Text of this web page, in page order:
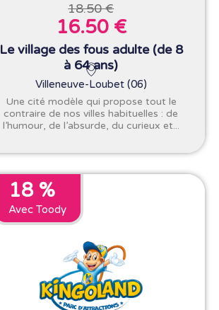
18.50 €
16.50 €
Le village des fous adulte (de 8
à 64 ans)
Villeneuve-Loubet (06)
Une cité modèle qui propose tout le
contraire de nos villes habituelles : de
l’humour, de l’absurde, du curieux et...
18 %
Avec Toody